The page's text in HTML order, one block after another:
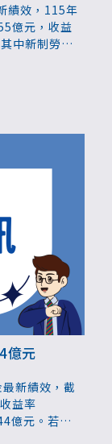
績效，115年
億元，收益
中新制勞退
億元
新績效，截
益率
億元。若加